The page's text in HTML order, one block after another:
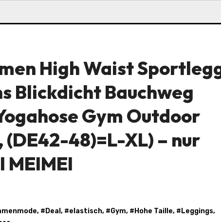
High Waist
Blickdicht Bauchweg
Gym Outdoor
48)=L-XL) – nur
, # Deal , #elastisch, #Gym, # Hohe Taille, # Leggings,